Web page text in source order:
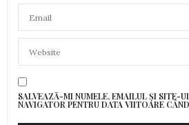
SALVEAZĂ-MI NUMELE, EMAILUL ȘI SITE-
NAVIGATOR PENTRU DATA VIITOARE